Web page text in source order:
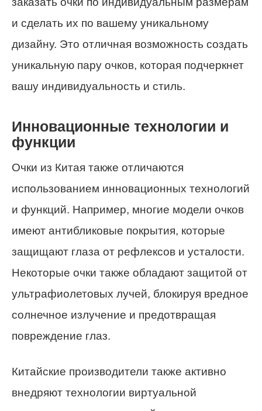
и сделать их по вашему уникальному
дизайну. Это отличная возможность создать
уникальную пару очков, которая подчеркнет
вашу индивидуальность и стиль.
Инновационные технологии и
функции
Очки из Китая также отличаются
использованием инновационных технологий
и функций. Например, многие модели очков
имеют антибликовые покрытия, которые
защищают глаза от рефлексов и усталости.
Некоторые очки также обладают защитой от
ультрафиолетовых лучей, блокируя вредное
солнечное излучение и предотвращая
повреждение глаз.
Китайские производители также активно
внедряют технологии виртуальной